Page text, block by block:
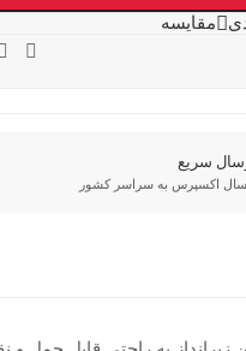
مقایسه
سریع
اکسپرس به سراسر کشور